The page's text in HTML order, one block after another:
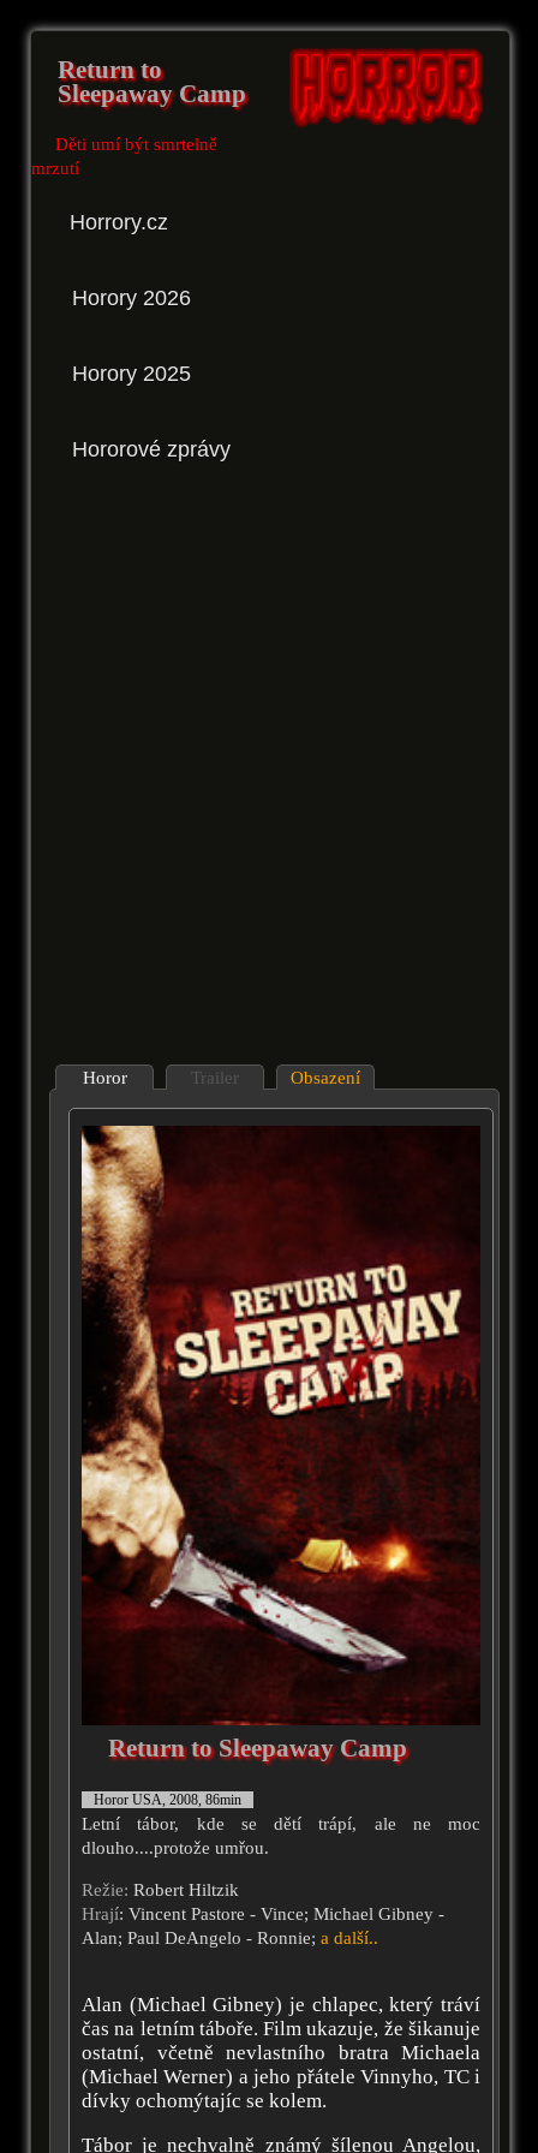
Return to
Sleepaway Camp
Děti umí být smrtelně
mrzutí
Horrory.cz
Horory 2026
Horory 2025
Hororové zprávy
Horor Trailer Obsazení
Return to Sleepaway Camp
Horor USA, 2008, 86min
Letní tábor, kde se dětí trápí, ale ne moc
dlouho....protože umřou.
Režie: Robert Hiltzik
Hrají: Vincent Pastore - Vince; Michael Gibney -
Alan; Paul DeAngelo - Ronnie; a další..
Alan (Michael Gibney) je chlapec, který tráví
čas na letním táboře. Film ukazuje, že šikanuje
ostatní, včetně nevlastního bratra Michaela
(Michael Werner) a jeho přátele Vinnyho, TC i
dívky ochomýtajíc se kolem.
Tábor je nechvalně známý šílenou Angelou,